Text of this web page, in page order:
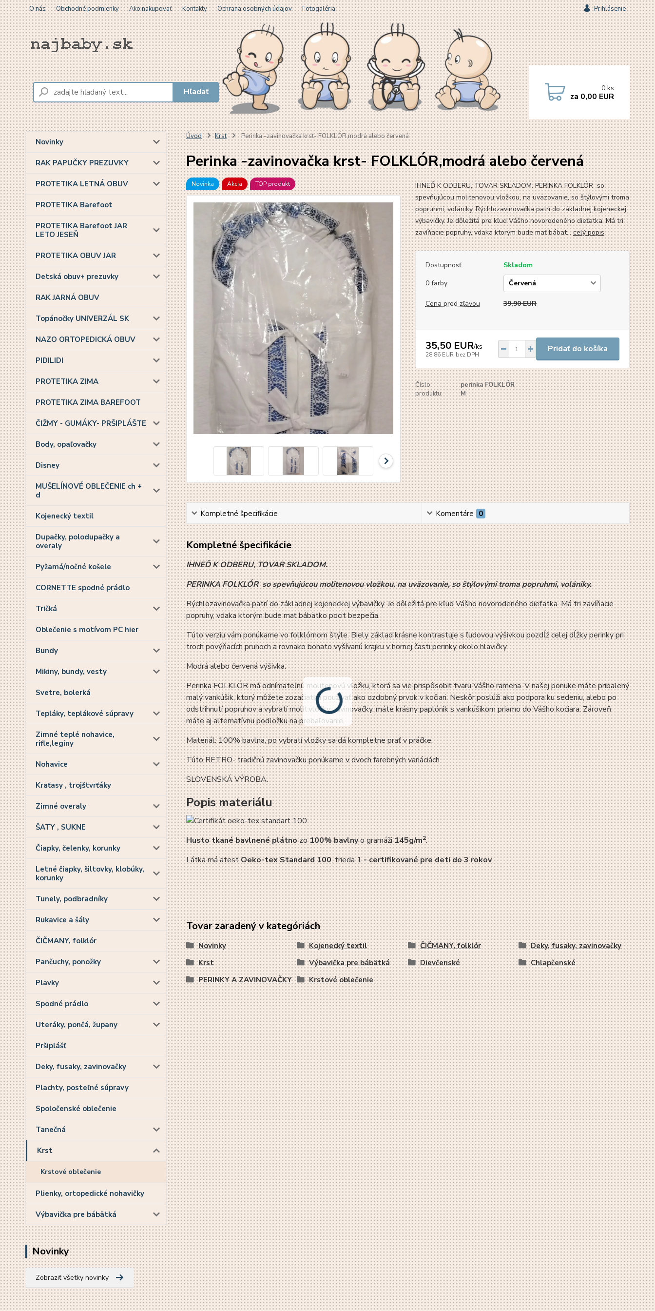
O nás Obchodné podmienky Ako nakupovať Kontakty Ochrana osobných údajov Fotogaléria Prihlásenie
Hľadať 0 ks
za 0,00 EUR
Novinky
RAK PAPUČKY PREZUVKY
PROTETIKA LETNÁ OBUV
PROTETIKA Barefoot
PROTETIKA Barefoot JAR
LETO JESEŇ
PROTETIKA OBUV JAR
Detská obuv+ prezuvky
RAK JARNÁ OBUV
Topánočky UNIVERZÁL SK
NAZO ORTOPEDICKÁ OBUV
PIDILIDI
PROTETIKA ZIMA
PROTETIKA ZIMA BAREFOOT
ČIŽMY - GUMÁKY- PRŠIPLÁŠTE
Body, opaľovačky
Disney
MUŠELÍNOVÉ OBLEČENIE ch +
d
Kojenecký textil
Dupačky, polodupačky a
overaly
Pyžamá/nočné košele
CORNETTE spodné prádlo
Tričká
Oblečenie s motívom PC hier
Bundy
Mikiny, bundy, vesty
Svetre, bolerká
Tepláky, teplákové súpravy
Zimné teplé nohavice,
rifle,legíny
Nohavice
Kraťasy , trojštvrťáky
Zimné overaly
ŠATY , SUKNE
Čiapky, čelenky, korunky
Letné čiapky, šiltovky, klobúky,
korunky
Tunely, podbradníky
Rukavice a šály
ČIČMANY, folklór
Pančuchy, ponožky
Plavky
Spodné prádlo
Uteráky, pončá, župany
Pršiplášť
Deky, fusaky, zavinovačky
Plachty, posteľné súpravy
Spoločenské oblečenie
Tanečná
Krst
Krstové oblečenie
Plienky, ortopedické nohavičky
Výbavička pre bábätká
Novinky
Zobraziť všetky novinky
Úvod Krst Perinka -zavinovačka krst- FOLKLÓR,modrá alebo červená
Perinka -zavinovačka krst- FOLKLÓR,modrá alebo červená
Novinka Akcia TOP produkt
IHNEĎ K ODBERU, TOVAR SKLADOM. PERINKA FOLKLÓR so
spevňujúcou molitenovou vložkou, na uväzovanie, so štýlovými troma
popruhmi, volániky. Rýchlozavinovačka patrí do základnej kojeneckej
výbavičky. Je dôležitá pre kľud Vášho novorodeného dieťatka. Má tri
zavíňacie popruhy, vdaka ktorým bude mať bábät...celý popis
Dostupnosť
Skladom
0 farby
Cena pred zľavou 39,90 EUR
35,50 EUR/ks
28,86 EUR bez DPH
Pridať do košíka
Číslo
produktu:
perinka FOLKLÓR
M
Kompletné špecifikácie Komentáre 0
Kompletné špecifikácie
IHNEĎ K ODBERU, TOVAR SKLADOM.
PERINKA FOLKLÓR so spevňujúcou molitenovou vložkou, na uväzovanie, so štýlovými troma popruhmi, volániky.
Rýchlozavinovačka patrí do základnej kojeneckej výbavičky. Je dôležitá pre kľud Vášho novorodeného dieťatka. Má tri zavíňacie
popruhy, vdaka ktorým bude mať bábätko pocit bezpečia.
Túto verziu vám ponúkame vo folklórnom štýle. Biely základ krásne kontrastuje s ľudovou výšivkou pozdĺž celej dĺžky perinky pri
troch povýňacích pruhoch a rovnako bohato vyšívanú krajku v hornej časti perinky okolo hlavičky.
Modrá alebo červená výšivka.
Perinka FOLKLÓR má odnímateľnú molitenovú vložku, ktorá sa vie prispôsobiť tvaru Vášho ramena. V našej ponuke máte pribalený
malý vankúšik, ktorý môžete zozačiatku používať ako ozdobný prvok v kočiari. Neskôr poslúži ako podpora ku sedeniu, alebo po
odstrihnutí popruhov a vybratí molit.vložky zavinovačky, máte krásny paplónik s vankúšikom priamo do Vášho kočiara. Zároveň
máte aj alternatívnu podložku na prebaľovanie.
Materiál: 100% bavlna, po vybratí vložky sa dá kompletne prať v práčke.
Túto RETRO- tradičnú zavinovačku ponúkame v dvoch farebných variáciách.
SLOVENSKÁ VÝROBA.
Popis materiálu
Husto tkané bavlnené plátnozo100% bavlnyo gramáži145g/m2.
Látka má atestOeko-tex Standard 100, trieda 1- certifikované pre deti do 3 rokov.
Tovar zaradený v kategóriách
Novinky Kojenecký textil ČIČMANY, folklór
Deky, fusaky, zavinovačky
Krst
Výbavička pre bábätká Dievčenské
Chlapčenské
PERINKY A ZAVINOVAČKY
Krstové oblečenie